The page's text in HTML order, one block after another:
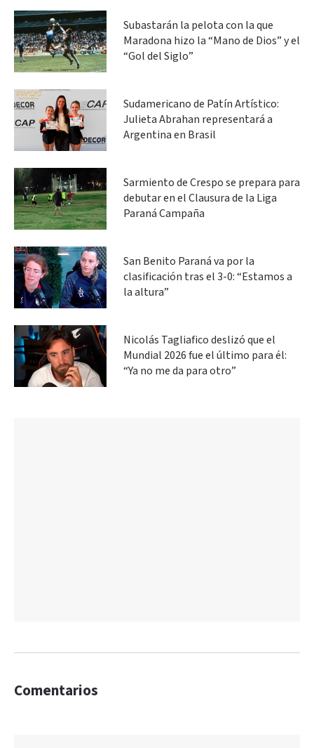
Subastarán la pelota con la que
Maradona hizo la “Mano de Dios” y el
“Gol del Siglo”
Sudamericano de Patín Artístico:
Julieta Abrahan representará a
Argentina en Brasil
Sarmiento de Crespo se prepara para
debutar en el Clausura de la Liga
Paraná Campaña
San Benito Paraná va por la
clasificación tras el 3-0: “Estamos a
la altura”
Nicolás Tagliafico deslizó que el
Mundial 2026 fue el último para él:
“Ya no me da para otro”
Comentarios